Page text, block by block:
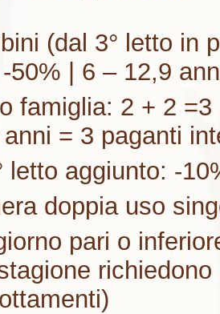
(dal 3° letto in
50% | 6 – 12,9
famiglia: 2 + 2
= 3 paganti
letto aggiunto: -
doppia uso
pari o